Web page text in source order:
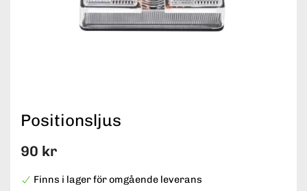
Positionsljus
90 kr
Finns i lager för omgående leverans